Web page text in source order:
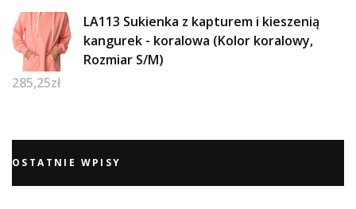
LA113 Sukienka z kapturem i kieszenią
kangurek - koralowa (Kolor koralowy,
Rozmiar S/M)
285,25zł
OSTATNIE WPISY